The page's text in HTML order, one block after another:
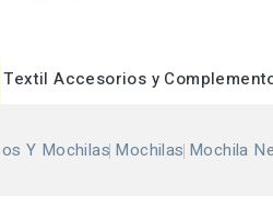
Textil Accesorios y
Y Mochilas Mochilas Mochila